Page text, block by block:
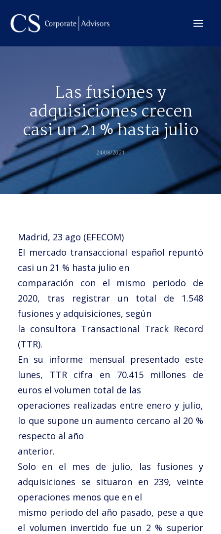
Internacional
Servicios
Equipo
Transacciones
CONTACTO →
Trabaja con nosotros
Español
Las fusiones y
adquisiciones crecen
casi un 21 % hasta julio
24/08/2021
Madrid, 23 ago (EFECOM)
El mercado transaccional español repuntó
casi un 21 % hasta julio en
comparación con el mismo periodo de
2020, tras registrar un total de 1.548
fusiones y adquisiciones, según
la consultora Transactional Track Record
(TTR).
En su informe mensual presentado este
lunes, TTR cifra en 70.415 millones de
euros el volumen total de las
operaciones realizadas entre enero y julio,
lo que supone un aumento cercano al 20 %
respecto al año
anterior.
Solo en el mes de julio, las fusiones y
adquisiciones se situaron en 239, veinte
operaciones menos que en el
mismo periodo del año pasado, pese a que
el volumen invertido fue un 2 % superior